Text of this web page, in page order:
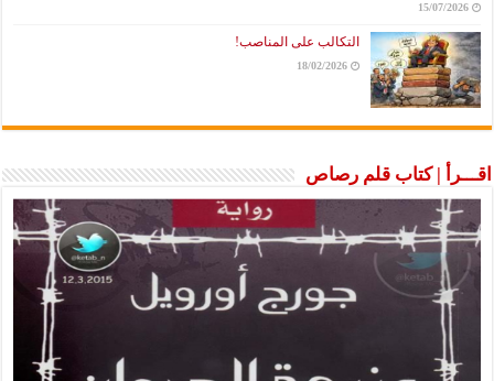
15/07/2026
التكالب على المناصب!
18/02/2026
اقـــرأ | كتاب قلم رصاص